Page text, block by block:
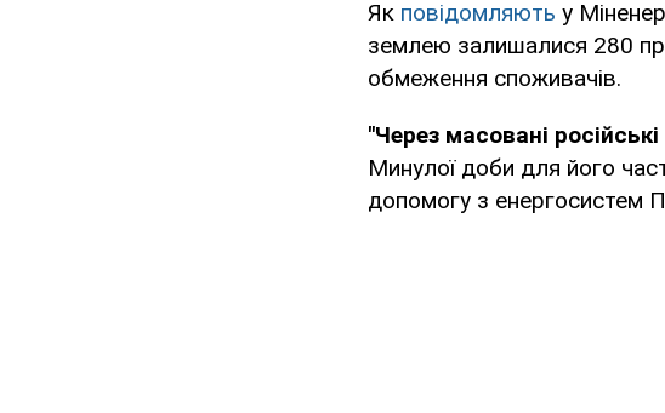
Як повідомляють у
землею залишалися 280
обмеження споживачів.
"Через масовані
Минулої доби для його
допомогу з енергосистем